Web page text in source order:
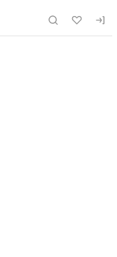
eqinfo.ru
получили 20